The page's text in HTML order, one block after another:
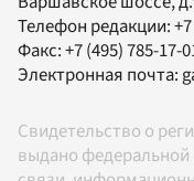
Телефон редакции:
Факс:+7 (495) 785-17-
Электронная почта:
Свидетельство о
выдано